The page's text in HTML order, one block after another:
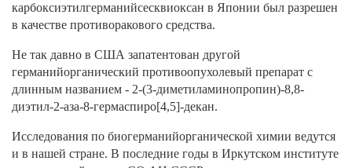
карбоксиэтилгерманийсесквиоксан в Японии был разрешен
в качестве противоракового средства.
Не так давно в США запатентован другой
германийорганический противоопухолевый препарат с
длинным названием - 2-(3-диметиламинопропин)-8,8-
диэтил-2-аза-8-гермаспиро[4,5]-декан.
Исследования по биогерманийорганической химии ведутся
и в нашей стране. В последние годы в Иркутском институте